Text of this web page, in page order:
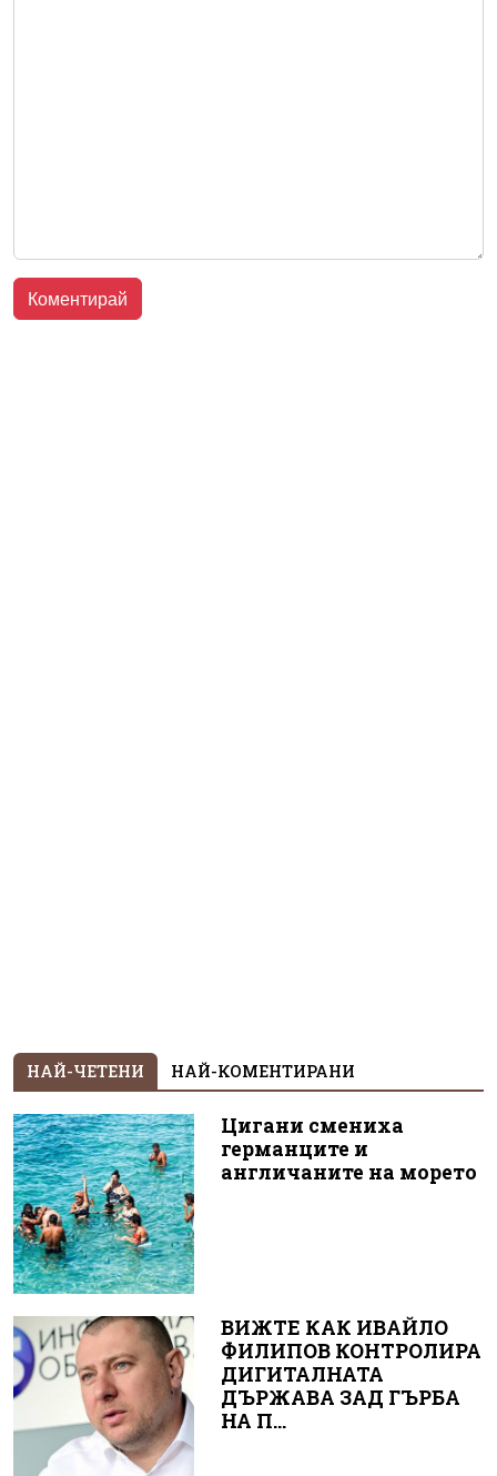
НАЙ-ЧЕТЕНИ НАЙ-КОМЕНТИРАНИ
Цигани смениха
германците и
англичаните на морето
ВИЖТЕ КАК ИВАЙЛО
ФИЛИПОВ КОНТРОЛИРА
ДИГИТАЛНАТА
ДЪРЖАВА ЗАД ГЪРБА
НА П...